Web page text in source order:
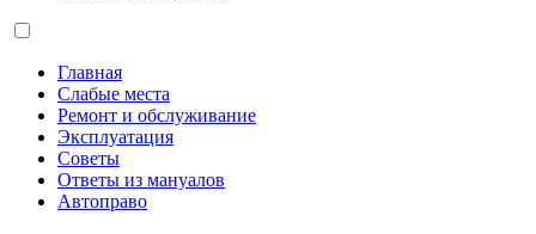
Главная
Слабые места
Ремонт и обслуживание
Эксплуатация
Советы
Ответы из мануалов
Автоправо